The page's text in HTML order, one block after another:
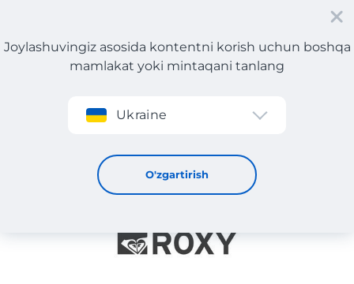
Roʻyxatdan oʻtish
Joylashuvingiz asosida kontentni korish uchun boshqa
mamlakat yoki mintaqani tanlang
Ukraine
O'zgartirish
ROXY